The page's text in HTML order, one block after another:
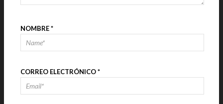
NOMBRE*
CORREO ELECTRÓNICO*